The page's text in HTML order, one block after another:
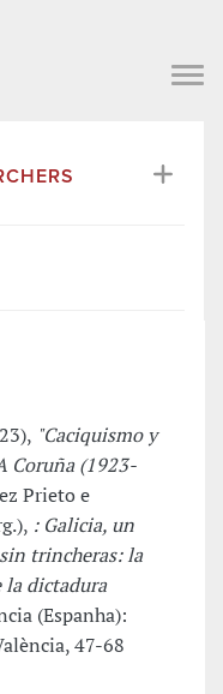
"Caciquismo y
Coruña (1923-
Prieto e
: Galicia, un
trincheras: la
dictadura
(Espanha):
47-68